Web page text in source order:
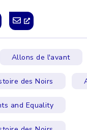
Allons de l'avant
des Noirs
and Equality